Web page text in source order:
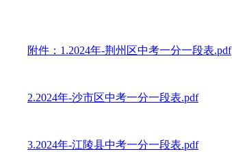
附件：1.2024年-荆州区中考一分一段表.pdf
2.2024年-沙市区中考一分一段表.pdf
3.2024年-江陵县中考一分一段表.pdf